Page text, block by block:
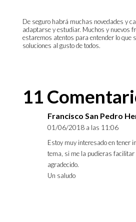
De seguro habrá muchas novedades y
adaptarse y estudiar. Muchos y nuevos
estaremos atentos para entender lo que
soluciones al gusto de todos.
11
Francisco San Pedro
01/06/2018 a las 11:06
Estoy muy interesado en tener
tema, si me la pudieras
agradecido.
Un saludo